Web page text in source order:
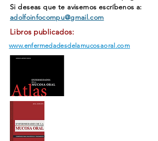
Si deseas que te avisemos escríbenos a:
adolfoinfocompu@gmail.com
Libros publicados:
www.enfermedadesdelamucosaoral.com